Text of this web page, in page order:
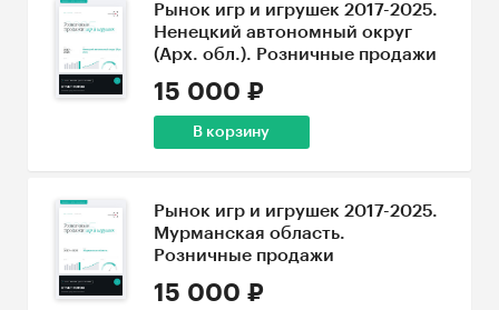
Рынок игр и игрушек 2017-2025.
Ненецкий автономный округ
(Арх. обл.). Розничные продажи
15 000 ₽
В корзину
Рынок игр и игрушек 2017-2025.
Мурманская область.
Розничные продажи
15 000 ₽